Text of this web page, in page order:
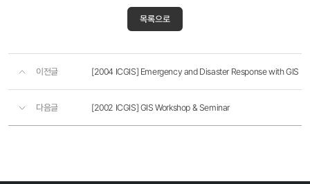
목록으로
이전글 [2004 ICGIS] Emergency and Disaster Response with GIS
다음글 [2002 ICGIS] GIS Workshop & Seminar